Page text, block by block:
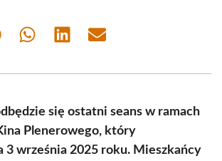
Share Share Share
się ostatni seans w ramach
Plenerowego, który
3 września 2025 roku. Mieszkańcy